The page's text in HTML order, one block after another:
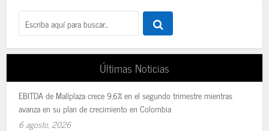
Últimas Noticias
EBITDA de Mallplaza crece 9,6% en el segundo trimestre mientras
avanza en su plan de crecimiento en Colombia
6 agosto, 2026